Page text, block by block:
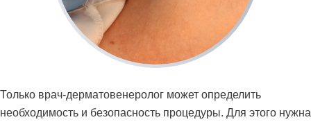
Только врач-дерматовенеролог может определить
необходимость и безопасность процедуры. Для этого нужна